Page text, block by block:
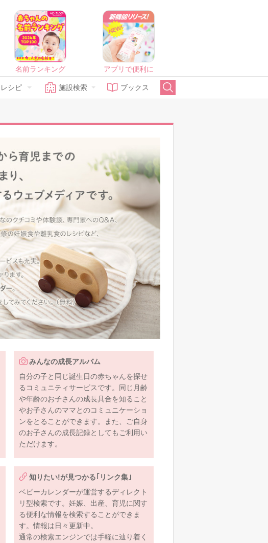
名前ランキング アプリで便利に
レシピ 施設検索 ブックス
みんなの成長アルバム
自分の子と同じ誕生日の赤ちゃんを探せ
るコミュニティサービスです。同じ月齢
や年齢のお子さんの成長具合を知ること
やお子さんのママとのコミュニケーショ
ンをとることができます。また、ご自身
のお子さんの成長記録としてもご利用い
ただけます。
知りたい!が見つかる｢リンク集｣
ベビーカレンダーが運営するディレクト
リ型検索です。妊娠、出産、育児に関す
る便利な情報を検索することができま
す。情報は日々更新中。
通常の検索エンジンでは手軽に辿り着く